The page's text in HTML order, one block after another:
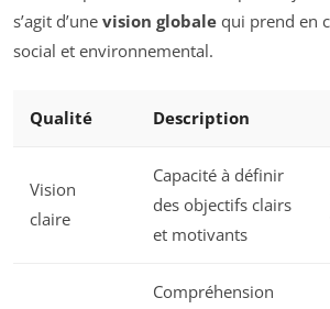
s’agit d’une vision globale qui prend en
social et environnemental.
Qualité Description
Vision
claire
Capacité à définir
des objectifs clairs
et motivants
Compréhension